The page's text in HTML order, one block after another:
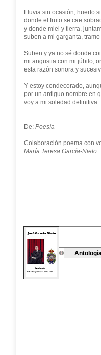
Lluvia sin ocasión, huerto
donde el fruto se cae
y donde miel y tierra,
suben a mi garganta, tramo
Suben y ya no sé donde
mi angustia con mi júbilo,
esta razón sonora y
Y estoy condecorado,
por un antiguo nombre en
voy a mi soledad definitiva.
De: Poesía
Colaboración poema con
María Teresa García-Nieto